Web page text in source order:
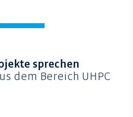
sprechen
dem Bereich UHPC